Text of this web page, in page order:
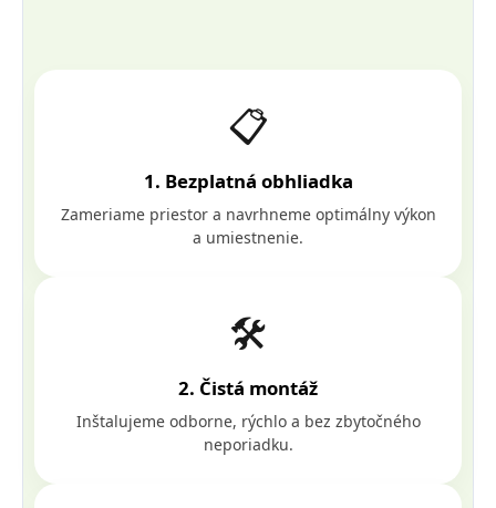
📋
1. Bezplatná obhliadka
Zameriame priestor a navrhneme optimálny výkon
a umiestnenie.
🛠️
2. Čistá montáž
Inštalujeme odborne, rýchlo a bez zbytočného
neporiadku.